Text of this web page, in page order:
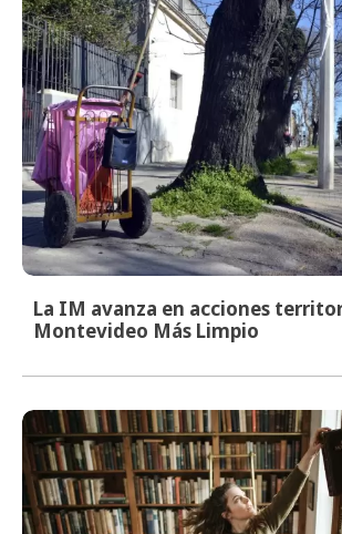
La IM avanza en acciones
Montevideo Más Limpio